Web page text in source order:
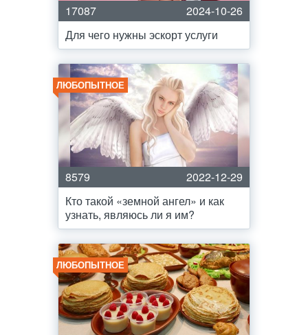
17087
2024-10-26
Для чего нужны эскорт услуги
ЛЮБОПЫТНОЕ
8579
2022-12-29
Кто такой «земной ангел» и как
узнать, являюсь ли я им?
ЛЮБОПЫТНОЕ